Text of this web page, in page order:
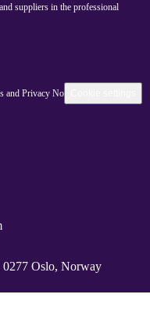
suppliers in the professional
Privacy Notice
0277 Oslo, Norway